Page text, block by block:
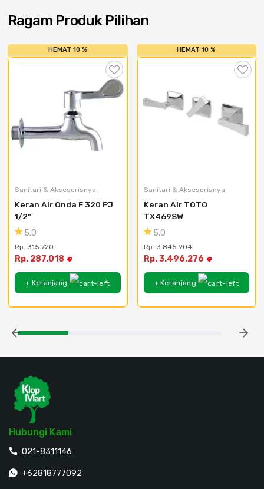
Ragam Produk Pilihan
HEMAT 10 %
Sanitari & Aksesorisnya
Keran Air Onda F 320 PJ
1/2"
5.0
Rp. 315.720
Rp. 287.018
+ Keranjang
HEMAT 10 %
Sanitari & Aksesorisnya
Keran Air TOTO
TX469SW
5.0
Rp. 3.845.904
Rp. 3.496.276
+ Keranjang
Hubungi Kami
021-8311146
+62818777092